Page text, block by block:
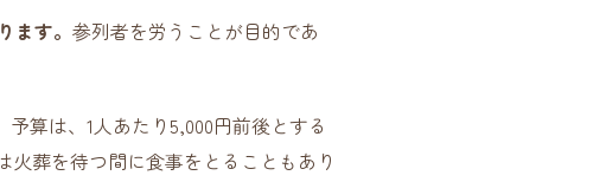
す。 参列者を労うことが目的であ
算は、1人あたり5,000円前後とする
葬を待つ間に食事をとることもあり